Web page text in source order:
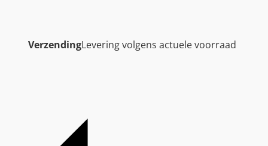
VerzendingLevering volgens actuele voorraad